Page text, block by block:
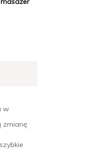
w
zmianę